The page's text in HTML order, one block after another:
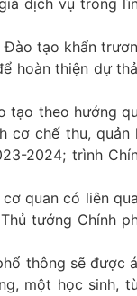
dịch vụ trong
Đào tạo khẩn
hoàn thiện dự
tạo theo hướng
cơ chế thu, quản
2024; trình
quan có liên
tướng Chính
thông sẽ được
một học sinh,